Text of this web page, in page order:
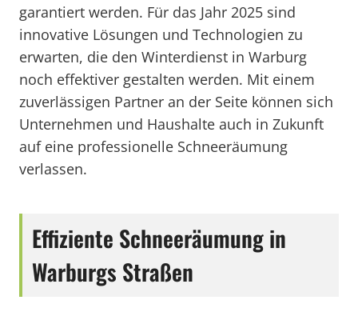
garantiert werden. Für das Jahr 2025 sind
innovative Lösungen und Technologien zu
erwarten, die den Winterdienst in Warburg
noch effektiver gestalten werden. Mit einem
zuverlässigen Partner an der Seite können sich
Unternehmen und Haushalte auch in Zukunft
auf eine professionelle Schneeräumung
verlassen.
Effiziente Schneeräumung in
Warburgs Straßen